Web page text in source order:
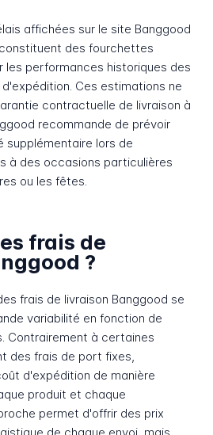
affichées sur le site Banggood
des fourchettes
les performances historiques des
Ces estimations ne
contractuelle de livraison à
recommande de prévoir
supplémentaire lors de
à des occasions particulières
ou les fêtes.
frais de
?
frais de livraison Banggood se
variabilité en fonction de
Contrairement à certaines
des frais de port fixes,
d'expédition de manière
produit et chaque
permet d'offrir des prix
de chaque envoi, mais